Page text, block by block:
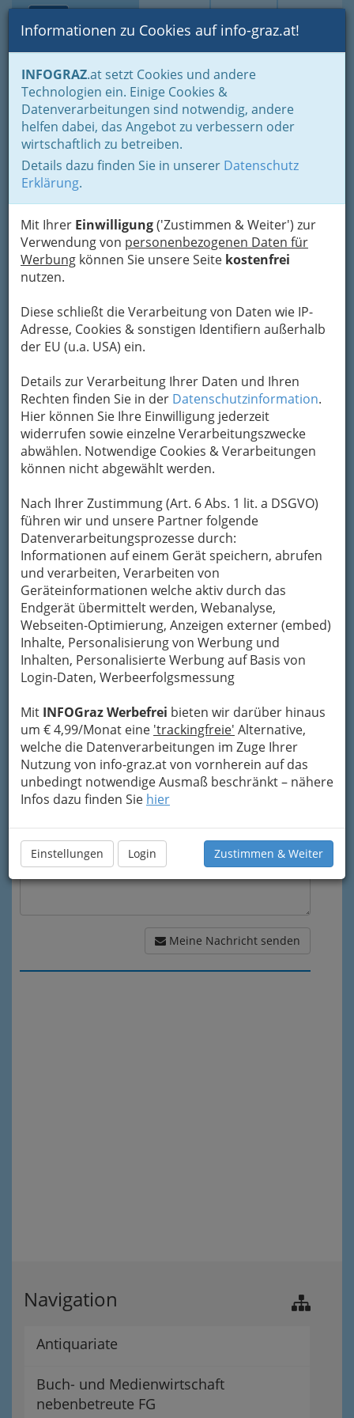
Suche Login Toggle
Informationen zu Cookies auf info-graz.at!
INFOGRAZ.at setzt Cookies und andere
Technologien ein. Einige Cookies &
Datenverarbeitungen sind notwendig, andere
helfen dabei, das Angebot zu verbessern oder
wirtschaftlich zu betreiben.
Details dazu finden Sie in unserer Datenschutz
Erklärung.
Mit Ihrer Einwilligung('Zustimmen & Weiter') zur
Verwendung von personenbezogenen Daten für
Werbung können Sie unsere Seite kostenfrei
nutzen.
Diese schließt die Verarbeitung von Daten wie IP-
Adresse, Cookies & sonstigen Identifiern außerhalb
der EU (u.a. USA) ein.
Details zur Verarbeitung Ihrer Daten und Ihren
Rechten finden Sie in der Datenschutzinformation.
Hier können Sie Ihre Einwilligung jederzeit
widerrufen sowie einzelne Verarbeitungszwecke
abwählen. Notwendige Cookies & Verarbeitungen
können nicht abgewählt werden.
Nach Ihrer Zustimmung (Art. 6 Abs. 1 lit. a DSGVO)
führen wir und unsere Partner folgende
Datenverarbeitungsprozesse durch:
Informationen auf einem Gerät speichern, abrufen
und verarbeiten, Verarbeiten von
Geräteinformationen welche aktiv durch das
Endgerät übermittelt werden, Webanalyse,
Webseiten-Optimierung, Anzeigen externer (embed)
Inhalte, Personalisierung von Werbung und
Inhalten, Personalisierte Werbung auf Basis von
Login-Daten, Werbeerfolgsmessung
Mit INFOGraz Werbefrei bieten wir darüber hinaus
um € 4,99/Monat eine 'trackingfreie' Alternative,
welche die Datenverarbeitungen im Zuge Ihrer
Nutzung von info-graz.at von vornherein auf das
unbedingt notwendige Ausmaß beschränkt – nähere
Infos dazu finden Sie hier
Einstellungen Login Zustimmen & Weiter
Home Branchen
Gewerbe, Handwerk, Banken
Information und Consulting
Buch- & Medienwirtschaft - Bücher, Zeitungen, Verlage
Schulbuchhandel
Bücherquelle,
Buchhandlungsges. m.b.H.
Hofgasse 5, 8010 Graz
+43 316 835 612
Karte
Adresse mit Google Maps anschauen
Kontaktaufnahme
Um die Info-Graz Firmenvor Spam-Mails zu
bewahren , verwenden wir an dieser Stelle zur
Übermittlung Ihrer Nachricht ein sicheres
Formular. Ihre Nachricht wird nach dem
Absenden umgehend per Mail an das
Unternehmen Bücherquelle, Buchhandlungsges.
m.b.H. weitergeleitet.
Mein Name
Meine Email Adresse
Meine Nachricht
Meine Nachricht senden
Navigation
Antiquariate
Buch- und Medienwirtschaft
nebenbetreute FG